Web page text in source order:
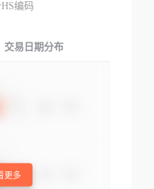
编码
交易日期分布
更多